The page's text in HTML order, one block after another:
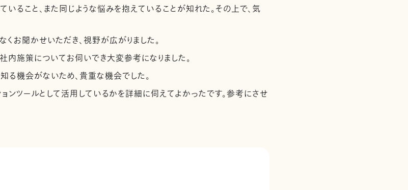
ること、また同じような悩みを抱えていることが知れた。その上で、気
お聞かせいただき、視野が広がりました。
内施策についてお伺いでき大変参考になりました。
機会がないため、貴重な機会でした。
ンツールとして活用しているかを詳細に伺えてよかったです。参考にさせ